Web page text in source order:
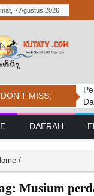
7 Agustus 2026
DON'T MISS:
Navigation
DAERAH
/
Musium